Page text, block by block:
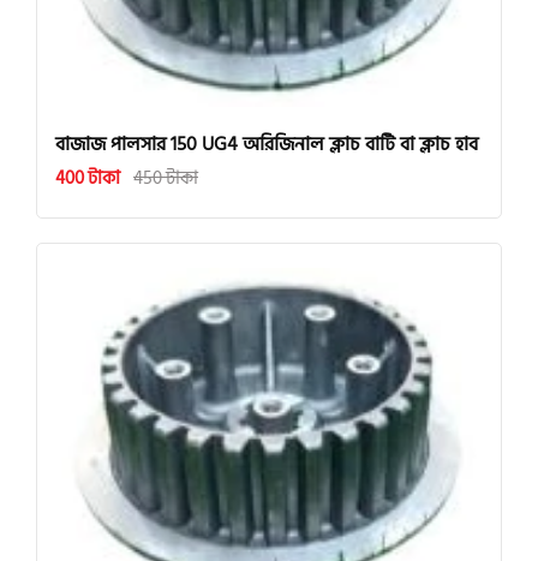
বাজাজ পালসার 150 UG4 অরিজিনাল ক্লাচ বাটি বা ক্লাচ হাব
400 টাকা 450 টাকা